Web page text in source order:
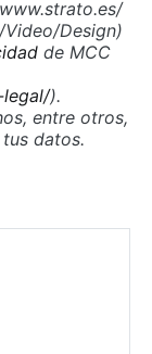
Design)
de MCC
legal/).
entre otros,
datos.